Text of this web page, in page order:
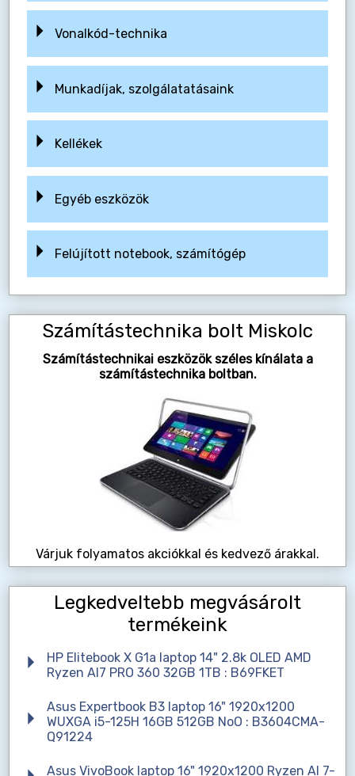
Vonalkód-technika
Munkadíjak, szolgálatatásaink
Kellékek
Egyéb eszközök
Felújított notebook, számítógép
Számítástechnika bolt Miskolc
Számítástechnikai eszközök széles kínálata a
számítástechnika boltban.
Várjuk folyamatos akciókkal és kedvező árakkal.
Legkedveltebb megvásárolt
termékeink
HP Elitebook X G1a laptop 14" 2.8k OLED AMD
Ryzen AI7 PRO 360 32GB 1TB : B69FKET
Asus Expertbook B3 laptop 16" 1920x1200
WUXGA i5-125H 16GB 512GB NoO : B3604CMA-
Q91224
Asus VivoBook laptop 16" 1920x1200 Ryzen AI 7-